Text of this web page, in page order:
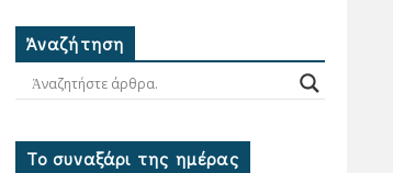
Ἀναζήτηση
Το συναξάρι της ημέρας